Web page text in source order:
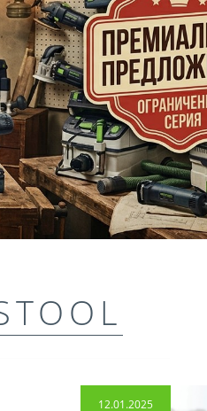
12.01.2025